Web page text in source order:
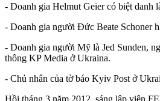
- Doanh gia Helmut Geier có biệt danh
- Doanh gia người Đức Beate Schoner
- Doanh gia người Mỹ là Jed Sunden,
thông KP Media ở Ukraina.
- Chủ nhân của tờ báo Kyiv Post ở